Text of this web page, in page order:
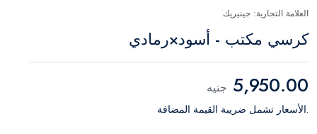
العلامة التجارية: جينيريك
كرسي مكتب - أسود×رمادي
5,950.00 جنيه
.الأسعار تشمل ضريبة القيمة المضافة